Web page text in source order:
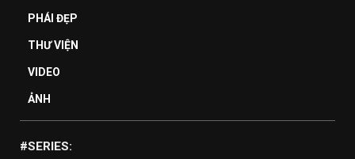
PHÁI ĐẸP
THƯ VIỆN
VIDEO
ẢNH
#SERIES: